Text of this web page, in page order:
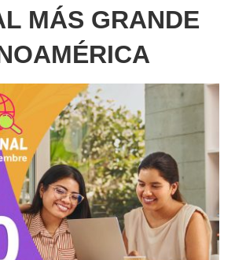
enter:
MÁS GRANDE